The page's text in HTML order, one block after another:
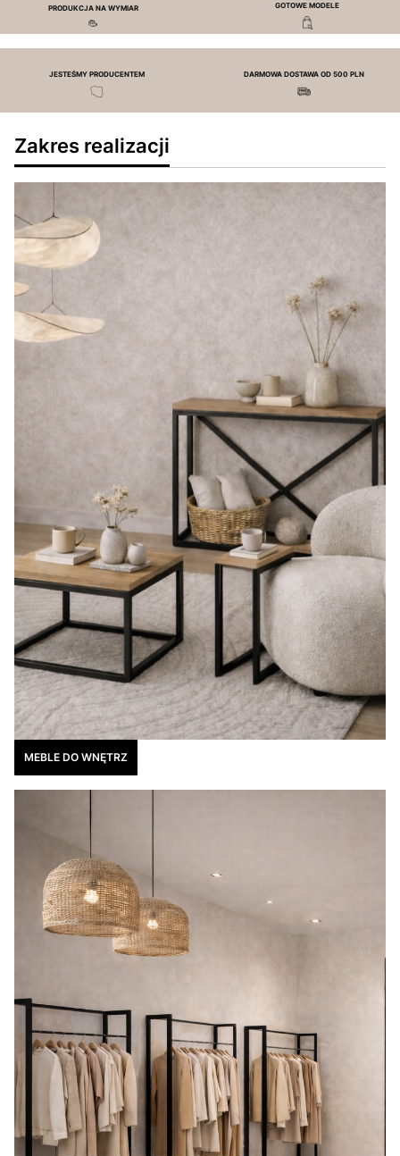
PRODUKCJA NA WYMIAR GOTOWE MODELE
JESTEŚMY PRODUCENTEM DARMOWA DOSTAWA OD 500 PLN
Zakres realizacji
MEBLE DO WNĘTRZ